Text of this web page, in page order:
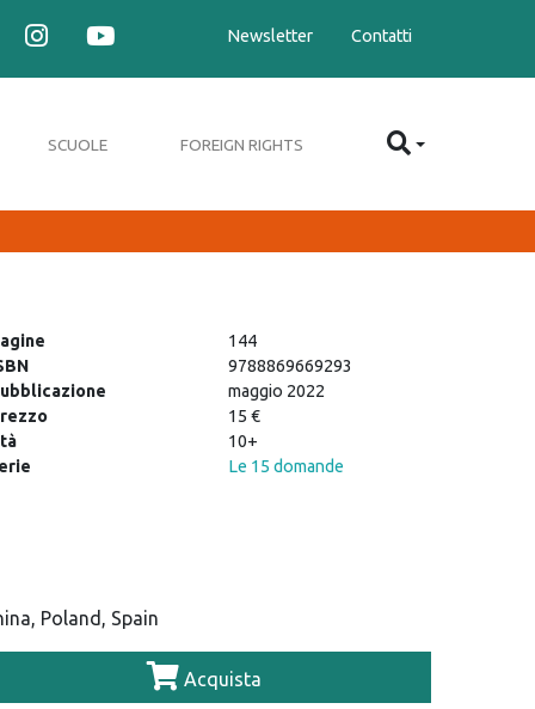
Newsletter Contatti
SCUOLE FOREIGN RIGHTS
144
9788869669293
maggio 2022
15 €
10+
Le 15 domande
Poland, Spain
Acquista